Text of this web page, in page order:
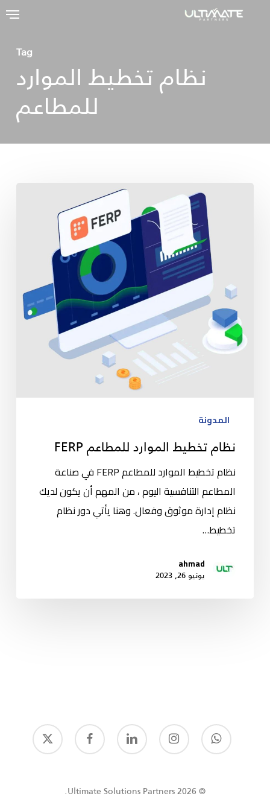
Tag
نظام تخطيط الموارد
للمطاعم
المدونة
نظام تخطيط الموارد للمطاعم FERP
نظام تخطيط الموارد للمطاعم FERP في صناعة
المطاعم التنافسية اليوم ، من المهم أن يكون لديك
نظام إدارة موثوق وفعال. وهنا يأتي دور نظام
تخطيط…
ahmad
يونيو 26, 2023
© 2026 Ultimate Solutions Partners.